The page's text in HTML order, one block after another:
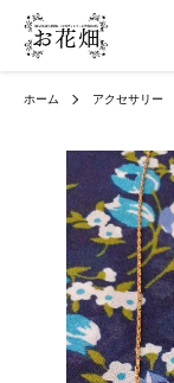
ホーム アクセサリー